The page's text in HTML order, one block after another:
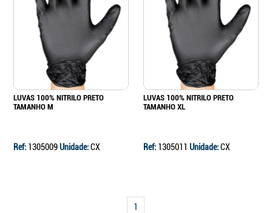
LUVAS 100% NITRILO PRETO
TAMANHO M
Ref: 1305009Unidade:CX
LUVAS 100% NITRILO PRETO
TAMANHO XL
Ref: 1305011 Unidade:CX
1